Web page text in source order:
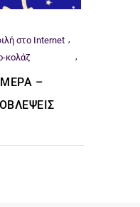
στο Internet
κολάζ
–